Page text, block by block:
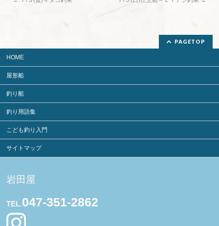
PAGETOP
HOME
屋形船
釣り船
釣り用語集
こども釣り入門
サイトマップ
岩田屋
TEL.047-351-2862